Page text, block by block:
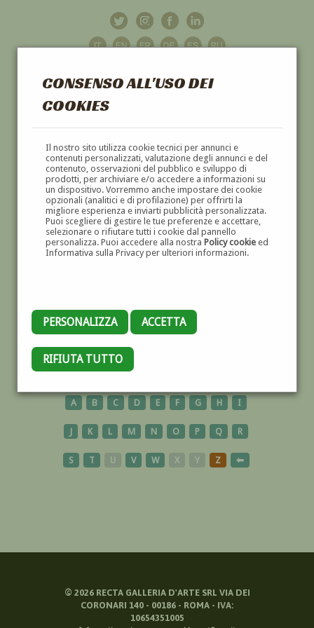
CONSENSO ALL'USO DEI
COOKIES
Il nostro sito utilizza cookie tecnici per annunci e
contenuti personalizzati, valutazione degli annunci e del
contenuto, osservazioni del pubblico e sviluppo di
prodotti, per archiviare e/o accedere a informazioni su
un dispositivo. Vorremmo anche impostare dei cookie
opzionali (analitici e di profilazione) per offrirti la
migliore esperienza e inviarti pubblicità personalizzata.
Puoi scegliere di gestire le tue preferenze e accettare,
selezionare o rifiutare tutti i cookie dal pannello
personalizza. Puoi accedere alla nostra Policy cookieed
Informativa sulla Privacy per ulteriori informazioni.
PERSONALIZZA ACCETTA
RIFIUTA TUTTO
GALLERIAD'ARTE
DIPINTI E SCULTURE '800 E '900
TUNISIA
A B C D E F G H I
J K L M N O P Q R
S T U V W X Y Z ⬅
© 2026RECTA GALLERIA D'ARTE SRL VIA DEI
CORONARI 140 - 00186 - ROMA - IVA:
10654351005